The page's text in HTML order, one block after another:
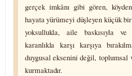
gerçek imkânı gibi gören,
hayata yürümeyi düşleyen küçük
yoksullukla, aile baskısıyla
karanlıkla karşı karşıya
duygusal eksenini değil, toplumsal
kurmaktadır.